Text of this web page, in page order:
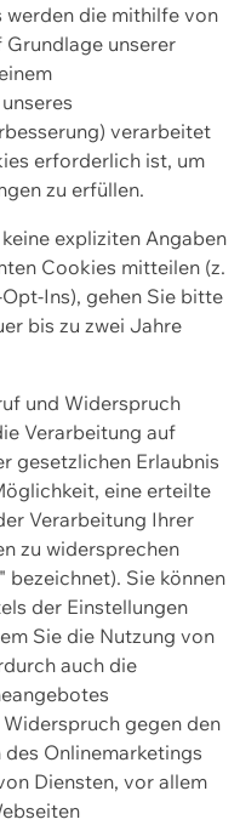
werden die mithilfe von
unserer
verarbeitet
erforderlich ist, um
zu erfüllen.
expliziten Angaben
Cookies mitteilen (z.
Ins), gehen Sie bitte
bis zu zwei Jahre
und Widerspruch
Verarbeitung auf
gesetzlichen Erlaubnis
eine erteilte
Verarbeitung Ihrer
zu widersprechen
bezeichnet). Sie können
der Einstellungen
Sie die Nutzung von
auch die
gegen den
Onlinemarketings
Diensten, vor allem